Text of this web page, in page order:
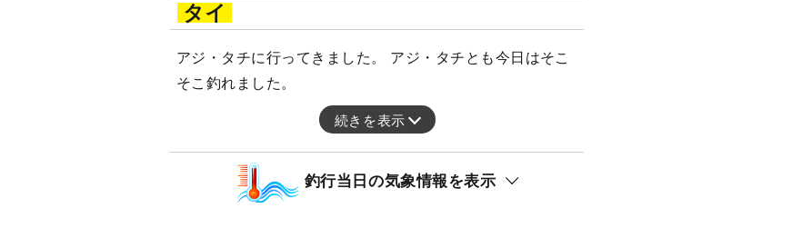
タイ
アジ・タチに行ってきました。 アジ・タチとも今日はそこ
そこ釣れました。
続きを表示
釣行当日の気象情報を表示